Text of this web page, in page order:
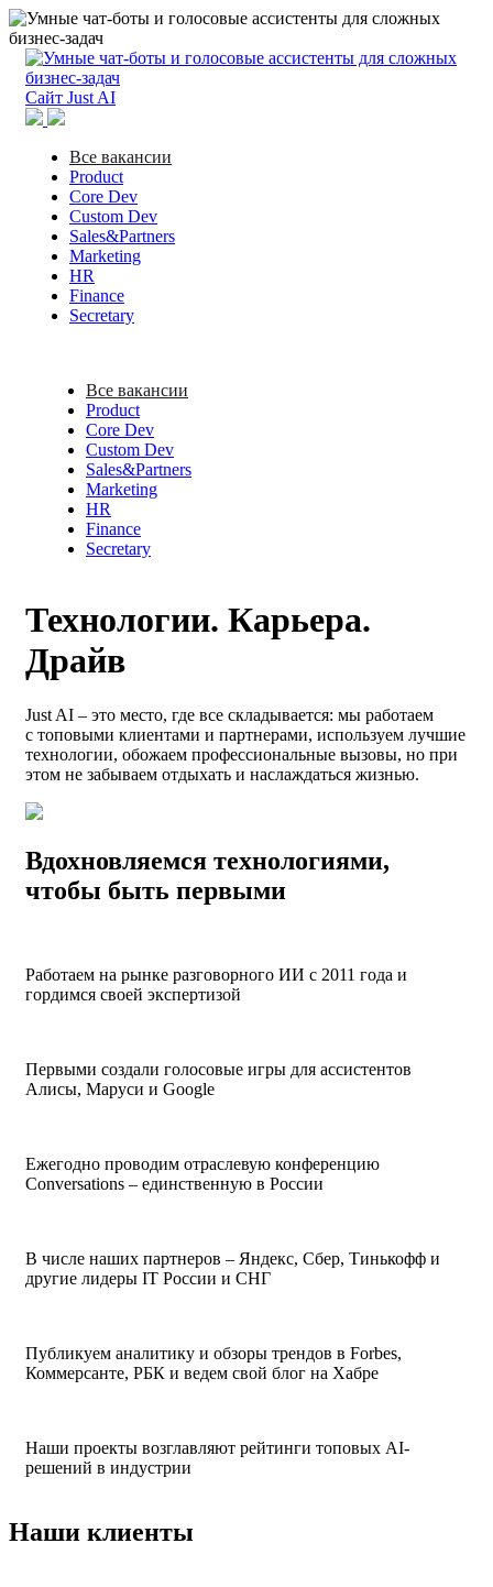
Сайт Just AI
Все вакансии
Product
Core Dev
Custom Dev
Sales&Partners
Marketing
HR
Finance
Secretary
Все вакансии
Product
Core Dev
Custom Dev
Sales&Partners
Marketing
HR
Finance
Secretary
Технологии. Карьера.
Драйв
Just AI – это место, где все складывается: мы работаем
с топовыми клиентами и партнерами, используем лучшие
технологии, обожаем профессиональные вызовы, но при
этом не забываем отдыхать и наслаждаться жизнью.
Вдохновляемся технологиями,
чтобы быть первыми
Работаем на рынке разговорного ИИ с 2011 года и
гордимся своей экспертизой
Первыми создали голосовые игры для ассистентов
Алисы, Маруси и Google
Ежегодно проводим отраслевую конференцию
Conversations – единственную в России
В числе наших партнеров – Яндекс, Сбер, Тинькофф и
другие лидеры IT России и СНГ
Публикуем аналитику и обзоры трендов в Forbes,
Коммерсанте, РБК и ведем свой блог на Хабре
Наши проекты возглавляют рейтинги топовых AI-
решений в индустрии
Наши клиенты